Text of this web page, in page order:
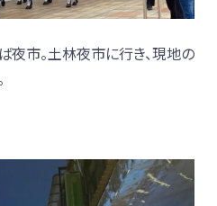
夜市。土林夜市に行き、現地の